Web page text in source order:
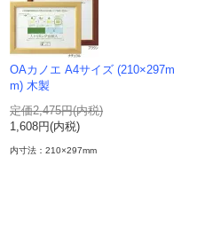
OAカノエ A4サイズ (210×297m
m) 木製
定価2,475円(内税)
1,608円(内税)
内寸法：210×297mm